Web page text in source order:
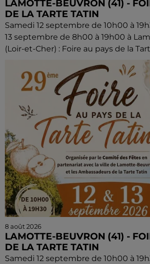
LAMOTTE-BEUVRON (41) -
DE LA TARTE TATIN
Samedi 12 septembre de 10h00 à
13 septembre de 8h00 à 19h00 à
(Loir-et-Cher) : Foire au pays de la
8 août 2026
LAMOTTE-BEUVRON (41) -
DE LA TARTE TATIN
Samedi 12 septembre de 10h00 à